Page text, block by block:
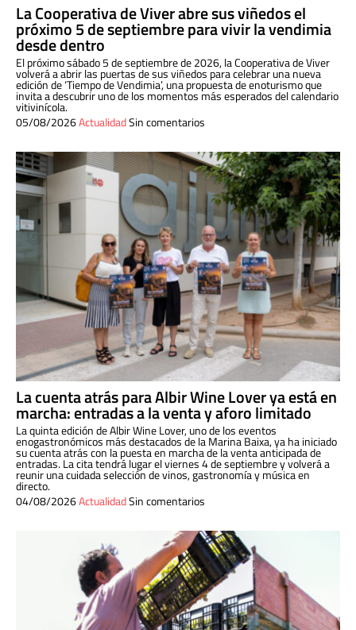
La Cooperativa de Viver abre sus viñedos el
próximo 5 de septiembre para vivir la vendimia
desde dentro
El próximo sábado 5 de septiembre de 2026, la Cooperativa de Viver
volverá a abrir las puertas de sus viñedos para celebrar una nueva
edición de ‘Tiempo de Vendimia’, una propuesta de enoturismo que
invita a descubrir uno de los momentos más esperados del calendario
vitivinícola.
05/08/2026ActualidadSin comentarios
La cuenta atrás para Albir Wine Lover ya está en
marcha: entradas a la venta y aforo limitado
La quinta edición de Albir Wine Lover, uno de los eventos
enogastronómicos más destacados de la Marina Baixa, ya ha iniciado
su cuenta atrás con la puesta en marcha de la venta anticipada de
entradas. La cita tendrá lugar el viernes 4 de septiembre y volverá a
reunir una cuidada selección de vinos, gastronomía y música en
directo.
04/08/2026ActualidadSin comentarios